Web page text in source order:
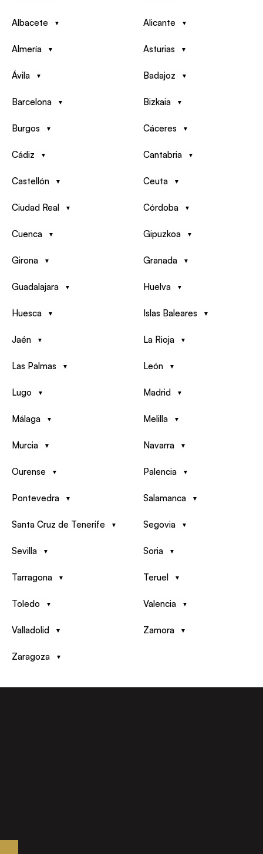
Albacete Alicante
Almería Asturias
Ávila Badajoz
Barcelona Bizkaia
Burgos Cáceres
Cádiz Cantabria
Castellón Ceuta
Ciudad Real Córdoba
Cuenca Gipuzkoa
Girona Granada
Guadalajara Huelva
Huesca Islas Baleares
Jaén La Rioja
Las Palmas León
Lugo Madrid
Málaga Melilla
Murcia Navarra
Ourense Palencia
Pontevedra Salamanca
Santa Cruz de Tenerife Segovia
Sevilla Soria
Tarragona Teruel
Toledo Valencia
Valladolid Zamora
Zaragoza